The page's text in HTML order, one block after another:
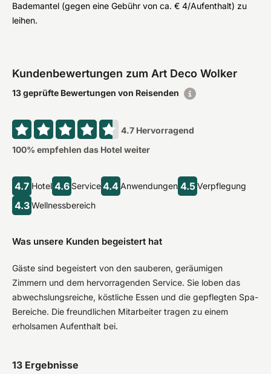
Bademantel (gegen eine Gebühr von ca. € 4/Aufenthalt) zu
leihen.
Kundenbewertungen zum Art Deco Wolker
13 geprüfte Bewertungen von Reisenden
4.7 Hervorragend
100% empfehlen das Hotel weiter
4.7 Hotel 4.6 Service4.4Anwendungen 4.5 Verpflegung
4.3 Wellnessbereich
Was unsere Kunden begeistert hat
Gäste sind begeistert von den sauberen, geräumigen
Zimmern und dem hervorragenden Service. Sie loben das
abwechslungsreiche, köstliche Essen und die gepflegten Spa-
Bereiche. Die freundlichen Mitarbeiter tragen zu einem
erholsamen Aufenthalt bei.
13 Ergebnisse